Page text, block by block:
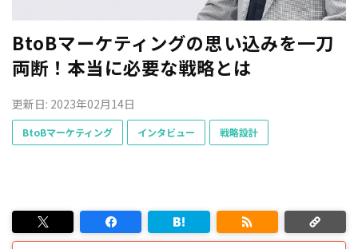
BtoBマーケティングの思い込みを一刀
両断！本当に必要な戦略とは
更新日: 2023年02月14日
BtoBマーケティング インタビュー 戦略設計